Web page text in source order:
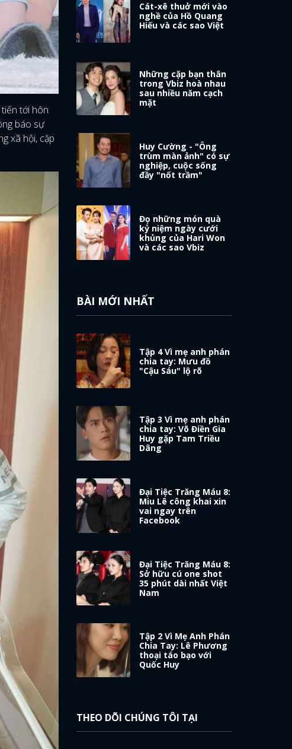
tới hôn
báo sự
xã hội, cặp
Cát-xê thuở mới vào
nghề của Hồ Quang
Hiếu và các sao Việt
Những cặp bạn thân
trong Vbiz hoà nhau
sau nhiều năm cạch
mặt
Huy Cường - "Ông
trùm màn ảnh" có sự
nghiệp, cuộc sống
đầy "nốt trầm"
Đọ những món quà
kỷ niệm ngày cưới
khủng của Hari Won
và các sao Vbiz
BÀI MỚI NHẤT
Tập 4 Vì mẹ anh phán
chia tay: Mưu đồ
"Cậu Sáu" lộ rõ
Tập 3 Vì mẹ anh phán
chia tay: Võ Điền Gia
Huy gặp Tam Triều
Dâng
Đại Tiệc Trăng Máu 8:
Miu Lê công khai xin
vai ngay trên
Facebook
Đại Tiệc Trăng Máu 8:
Sở hữu cú one shot
35 phút dài nhất Việt
Nam
Tập 2 Vì Mẹ Anh Phán
Chia Tay: Lê Phương
thoại táo bạo với
Quốc Huy
THEO DÕI CHÚNG TÔI TẠI